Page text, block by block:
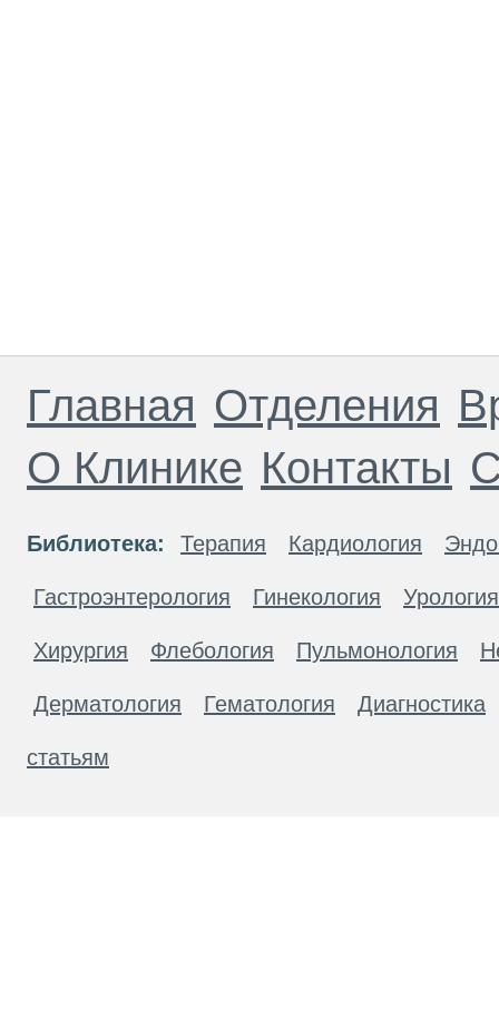
Главная Отделения
О Клинике Контакты
Библиотека: Терапия Кардиология
Гастроэнтерология Гинекология Урология
Хирургия Флебология Пульмонология
Дерматология Гематология Диагностика
статьям